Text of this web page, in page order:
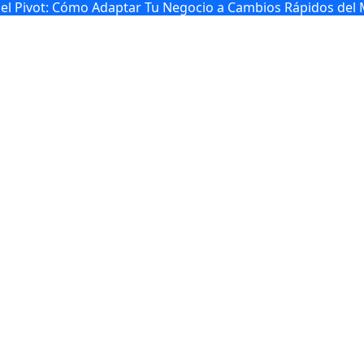
Pivot: Cómo Adaptar Tu Negocio a Cambios Rápidos del